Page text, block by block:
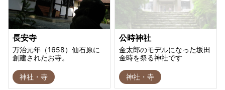
長安寺
万治元年（1658）仙石原に
創建されたお寺。
神社・寺
公時神社
金太郎のモデルになった坂田
金時を祭る神社です
神社・寺